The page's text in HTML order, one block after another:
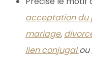
acceptation du
mariage,
lien conjugalou